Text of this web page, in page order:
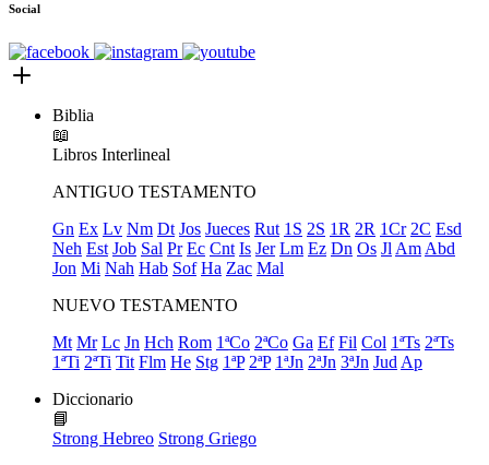
Social
Biblia
📖
Libros Interlineal
ANTIGUO TESTAMENTO
Gn Ex Lv Nm Dt Jos Jueces Rut 1S 2S 1R 2R 1Cr 2C Esd
Neh Est Job Sal Pr Ec Cnt Is Jer Lm Ez Dn Os Jl Am Abd
Jon Mi Nah Hab Sof Ha Zac Mal
NUEVO TESTAMENTO
Mt Mr Lc Jn Hch Rom 1ªCo 2ªCo Ga Ef Fil Col 1ªTs 2ªTs
1ªTi 2ªTi Tit Flm He Stg 1ªP 2ªP 1ªJn 2ªJn 3ªJn Jud Ap
Diccionario
📘
Strong Hebreo Strong Griego